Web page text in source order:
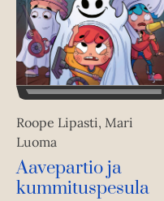
Roope Lipasti, Mari
Luoma
Aavepartio ja
kummituspesula